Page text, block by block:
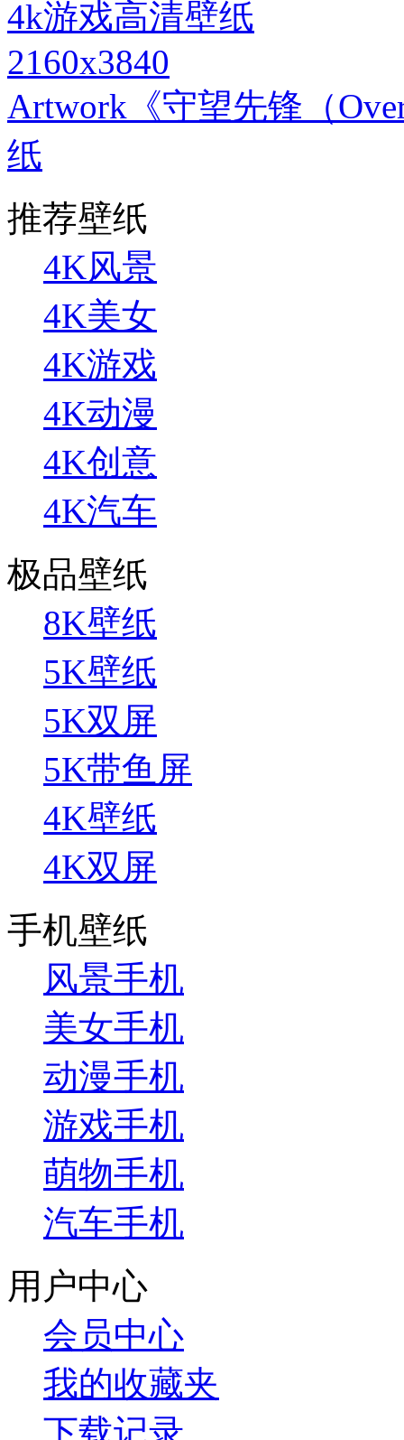
2160x3840
Artwork《守望先锋（
纸
推荐壁纸
4K风景
4K美女
4K游戏
4K动漫
4K创意
4K汽车
极品壁纸
8K壁纸
5K壁纸
5K双屏
5K带鱼屏
4K壁纸
4K双屏
手机壁纸
风景手机
美女手机
动漫手机
游戏手机
萌物手机
汽车手机
用户中心
会员中心
我的收藏夹